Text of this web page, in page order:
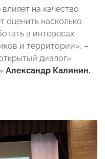
на качество
оценить насколько
в интересах
и территории», –
диалог»
Александр Калинин.